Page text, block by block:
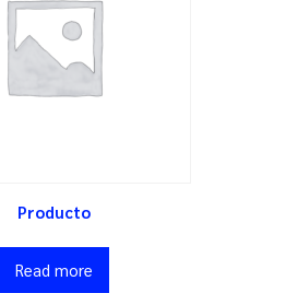
Producto
Read more